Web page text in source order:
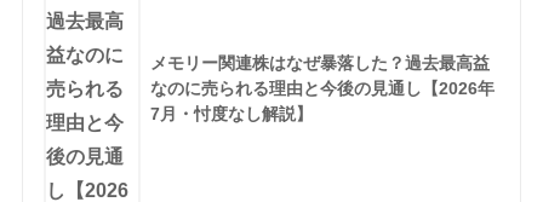
メモリー関連株はなぜ暴落した？過去最高益
なのに売られる理由と今後の見通し【2026年
7月・忖度なし解説】